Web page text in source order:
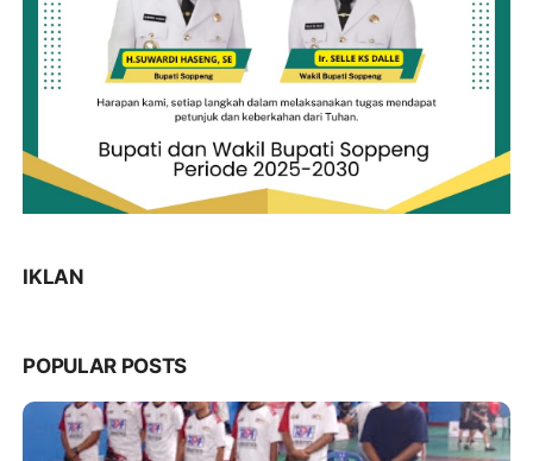
IKLAN
POPULAR POSTS